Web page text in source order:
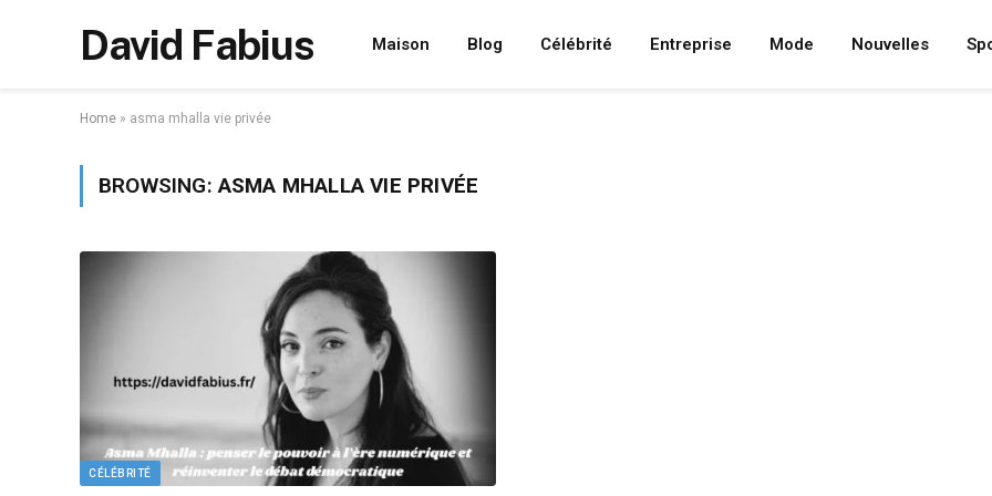
David Fabius Maison Blog Célébrité Entreprise Mode Nouvelles
Home » asma mhalla vie privée
BROWSING:ASMA MHALLA VIE PRIVÉE
CÉLÉBRITÉ